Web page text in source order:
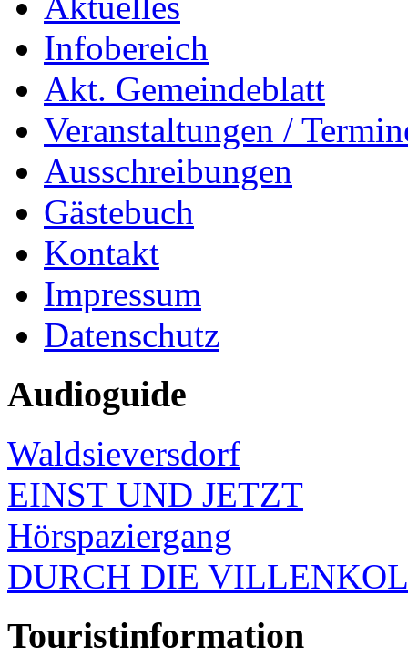
Infobereich
Akt. Gemeindeblatt
Veranstaltungen /
Ausschreibungen
Gästebuch
Kontakt
Impressum
Datenschutz
Audioguide
Waldsieversdorf
EINST UND JETZT
Hörspaziergang
DURCH DIE
Touristinformation